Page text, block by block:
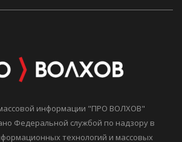
информации "ПРО ВОЛХОВ"